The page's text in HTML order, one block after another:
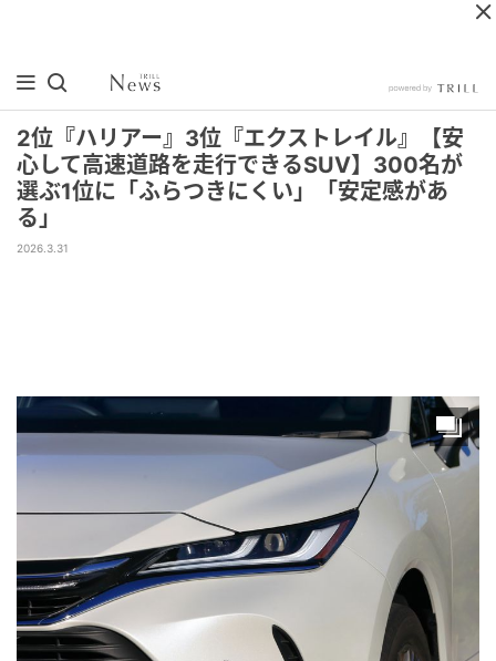
2位『ハリアー』3位『エクストレイル』【安
心して高速道路を走行できるSUV】300名が
選ぶ1位に「ふらつきにくい」「安定感があ
る」
2026.3.31